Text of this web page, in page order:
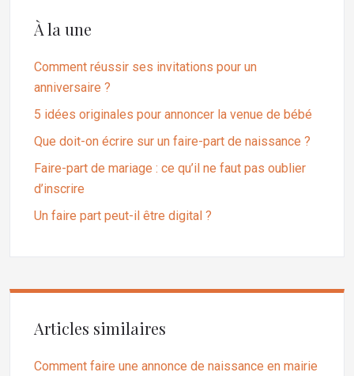
À la une
Comment réussir ses invitations pour un
anniversaire ?
5 idées originales pour annoncer la venue de bébé
Que doit-on écrire sur un faire-part de naissance ?
Faire-part de mariage : ce qu’il ne faut pas oublier
d’inscrire
Un faire part peut-il être digital ?
Articles similaires
Comment faire une annonce de naissance en mairie